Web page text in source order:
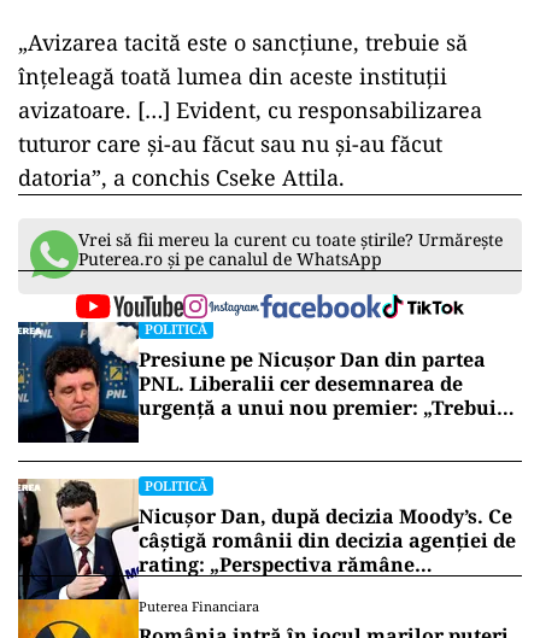
„Avizarea tacită este o sancţiune, trebuie să
înţeleagă toată lumea din aceste instituţii
avizatoare. […] Evident, cu responsabilizarea
tuturor care şi-au făcut sau nu şi-au făcut
datoria”, a conchis Cseke Attila.
Vrei să fii mereu la curent cu toate știrile? Urmărește
Puterea.ro și pe canalul de WhatsApp
POLITICĂ
Presiune pe Nicușor Dan din partea
PNL. Liberalii cer desemnarea de
urgență a unui nou premier: „Trebuie
POLITICĂ
Nicușor Dan, după decizia Moody’s. Ce
câștigă românii din decizia agenției de
rating: „Perspectiva rămâne
Puterea Financiara